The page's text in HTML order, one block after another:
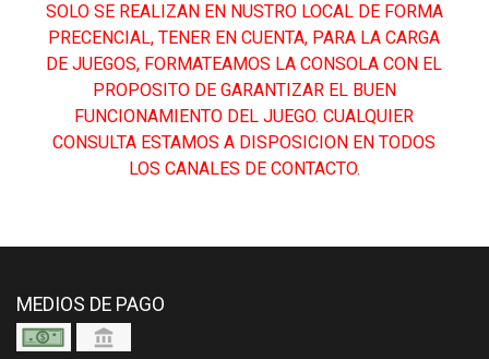
SOLO SE REALIZAN EN NUSTRO LOCAL DE FORMA
PRECENCIAL, TENER EN CUENTA, PARA LA CARGA
DE JUEGOS, FORMATEAMOS LA CONSOLA CON EL
PROPOSITO DE GARANTIZAR EL BUEN
FUNCIONAMIENTO DEL JUEGO. CUALQUIER
CONSULTA ESTAMOS A DISPOSICION EN TODOS
LOS CANALES DE CONTACTO.
MEDIOS DE PAGO